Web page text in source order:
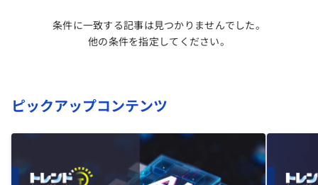
条件に一致する記事は見つかりませんでした。
他の条件を指定してください。
ピックアップコンテンツ